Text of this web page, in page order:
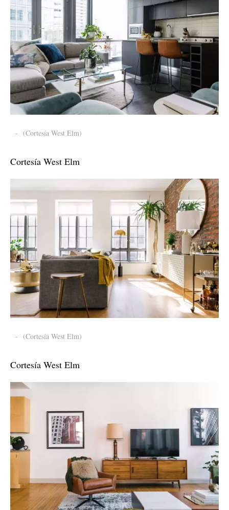
- (Cortesía West Elm)
Cortesía West Elm
- (Cortesía West Elm)
Cortesía West Elm